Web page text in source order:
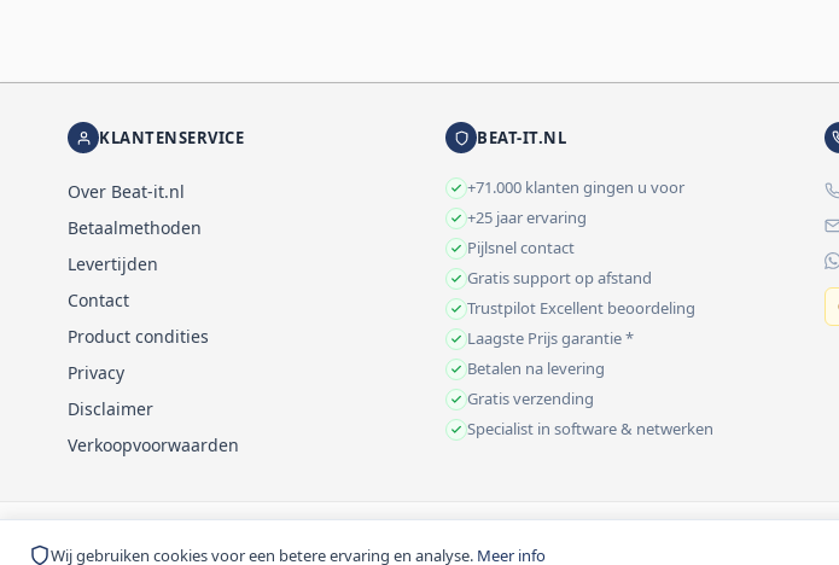
Wij gebruiken cookies voor een betere ervaring en analyse. Meer info
KLANTENSERVICE
Over Beat-it.nl
Betaalmethoden
Levertijden
Contact
Product condities
Privacy
Disclaimer
Verkoopvoorwaarden
BEAT-IT.NL
+71.000 klanten gingen u voor
+25 jaar ervaring
Pijlsnel contact
Gratis support op afstand
Trustpilot Excellent beoordeling
Laagste Prijs garantie *
Betalen na levering
Gratis verzending
Specialist in software & netwerken
© 1999-2026 Beat-it.nl. Vermelde prijzen zijn excl. BTW tenzij anders vermeld.